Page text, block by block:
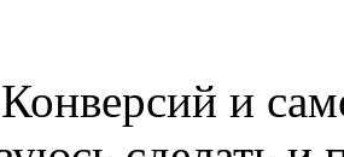
Конверсий и